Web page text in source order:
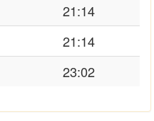
21:14
21:14
23:02